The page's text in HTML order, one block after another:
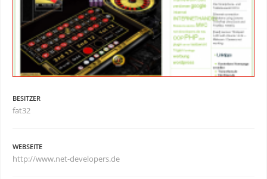
BESITZER
fat32
WEBSEITE
http://www.net-developers.de